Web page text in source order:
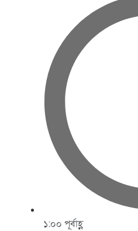
১:০০ পূর্বাহ্ণ